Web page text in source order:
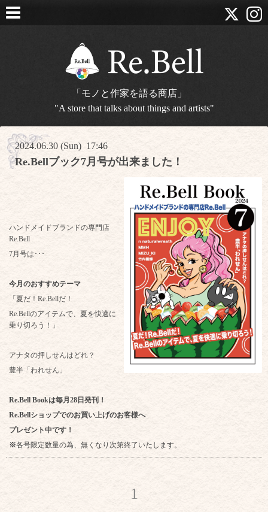
「モノと作家を語る商店」
"A store that talks about things and artists"
2024.06.30 (Sun) 17:46
Re.Bellブック7月号が出来ました！
ハンドメイドブランドの専門店
Re.Bell
7月号は･･･
今月のおすすめテーマ
「夏だ！Re.Bellだ！
Re.Bellのアイテムで、夏を快適に
乗り切ろう！」
アナタの押しせんはどれ？
豊半「われせん」
Re.Bell Bookは毎月28日発刊！
Re.Bellショップでのお買い上げのお客様へ
プレゼント中です！
※各号限定数量の為、無くなり次第終了いたします。
1